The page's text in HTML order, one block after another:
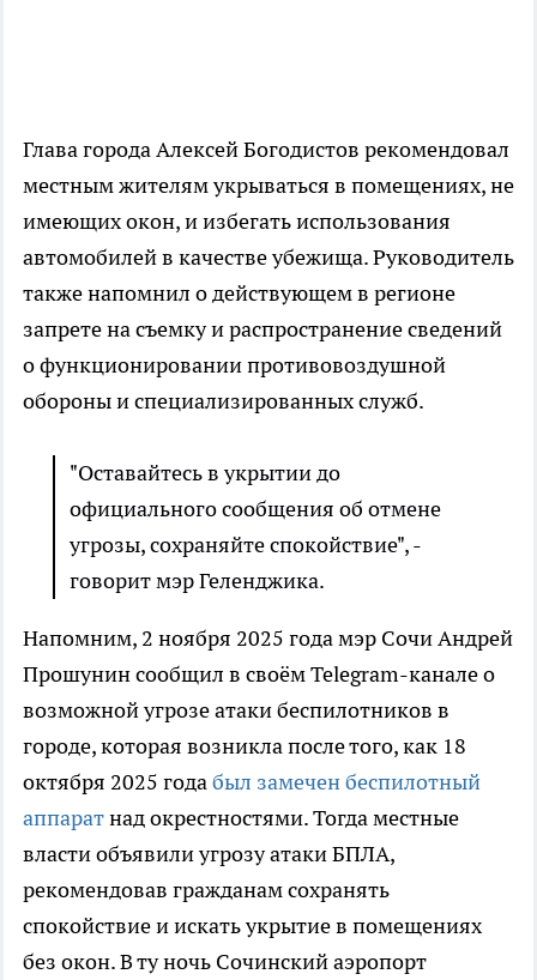
Глава города Алексей Богодистов рекомендовал
местным жителям укрываться в помещениях, не
имеющих окон, и избегать использования
автомобилей в качестве убежища. Руководитель
также напомнил о действующем в регионе
запрете на съемку и распространение сведений
о функционировании противовоздушной
обороны и специализированных служб.
"Оставайтесь в укрытии до
официального сообщения об отмене
угрозы, сохраняйте спокойствие", -
говорит мэр Геленджика.
Напомним, 2 ноября 2025 года мэр Сочи Андрей
Прошунин сообщил в своём Telegram-канале о
возможной угрозе атаки беспилотников в
городе, которая возникла после того, как 18
октября 2025 годабыл замечен беспилотный
аппаратнад окрестностями. Тогда местные
власти объявили угрозу атаки БПЛА,
рекомендовав гражданам сохранять
спокойствие и искать укрытие в помещениях
без окон. В ту ночь Сочинский аэропорт